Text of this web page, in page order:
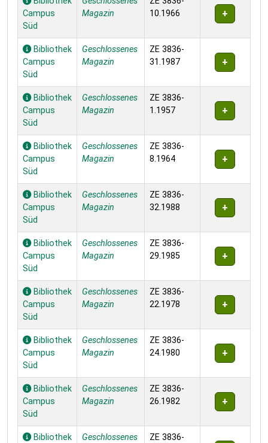
Campus
Süd
Magazin
10.1966
Bibliothek
Campus
Süd
Geschlossenes
Magazin
ZE 3836-
31.1987
Bibliothek
Campus
Süd
Geschlossenes
Magazin
ZE 3836-
1.1957
Bibliothek
Campus
Süd
Geschlossenes
Magazin
ZE 3836-
8.1964
Bibliothek
Campus
Süd
Geschlossenes
Magazin
ZE 3836-
32.1988
Bibliothek
Campus
Süd
Geschlossenes
Magazin
ZE 3836-
29.1985
Bibliothek
Campus
Süd
Geschlossenes
Magazin
ZE 3836-
22.1978
Bibliothek
Campus
Süd
Geschlossenes
Magazin
ZE 3836-
24.1980
Bibliothek
Campus
Süd
Geschlossenes
Magazin
ZE 3836-
26.1982
Bibliothek
Geschlossenes
ZE 3836-